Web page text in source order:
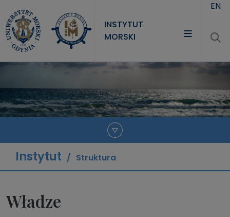
INSTYTUT
MORSKI
PROJEKTY
NAUKA
EN
Instytut Struktura
Władze